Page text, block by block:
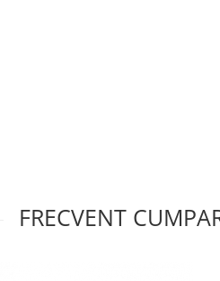
FRECVENT